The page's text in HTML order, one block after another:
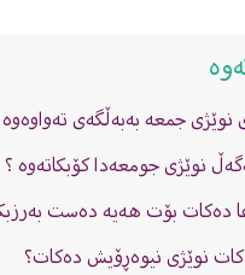
نوێژى جمعە بەبەڵگەى
نوێژی جومعەدا كۆبكاتەوە ؟
دەكات بۆت هەیە دەست
نوێژى نیوەڕۆیش دەكات؟